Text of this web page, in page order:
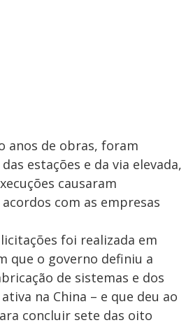
anos de obras, foram
estações e da via elevada,
causaram
com as empresas
foi realizada em
que o governo definiu a
de sistemas e dos
na China – e que deu ao
concluir sete das oito